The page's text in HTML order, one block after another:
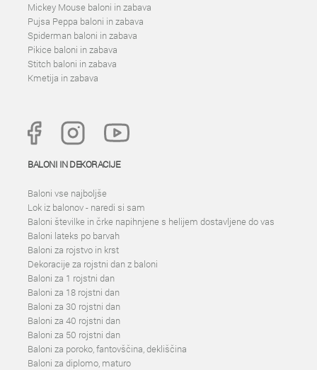
Mickey Mouse baloni in zabava
Pujsa Peppa baloni in zabava
Spiderman baloni in zabava
Pikice baloni in zabava
Stitch baloni in zabava
Kmetija in zabava
BALONI IN DEKORACIJE
Baloni vse najboljše
Lok iz balonov - naredi si sam
Baloni številke in črke napihnjene s helijem dostavljene do vas
Baloni lateks po barvah
Baloni za rojstvo in krst
Dekoracije za rojstni dan z baloni
Baloni za 1 rojstni dan
Baloni za 18 rojstni dan
Baloni za 30 rojstni dan
Baloni za 40 rojstni dan
Baloni za 50 rojstni dan
Baloni za poroko, fantovščina, dekliščina
Baloni za diplomo, maturo